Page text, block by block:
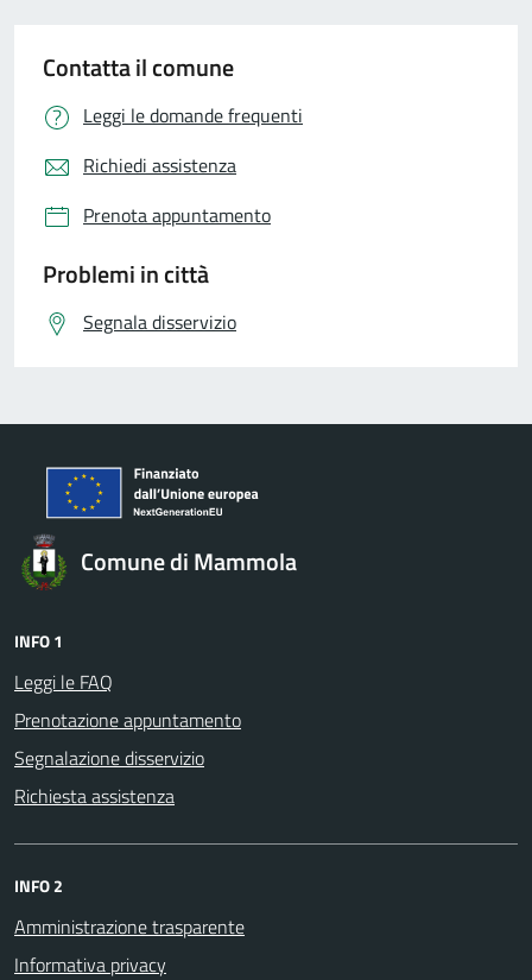
Contatta il comune
Leggi le domande frequenti
Richiedi assistenza
Prenota appuntamento
Problemi in città
Segnala disservizio
Comune di Mammola
INFO 1
Leggi le FAQ
Prenotazione appuntamento
Segnalazione disservizio
Richiesta assistenza
INFO 2
Amministrazione trasparente
Informativa privacy